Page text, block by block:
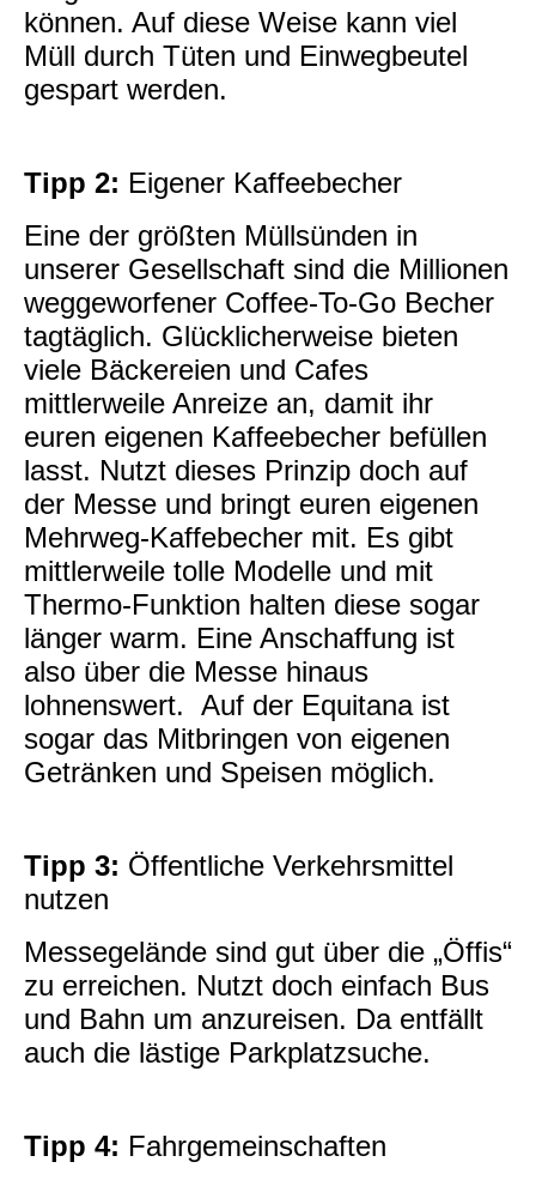
können. Auf diese Weise kann viel
Müll durch Tüten und Einwegbeutel
gespart werden.
Tipp 2: Eigener Kaffeebecher
Eine der größten Müllsünden in
unserer Gesellschaft sind die Millionen
weggeworfener Coffee-To-Go Becher
tagtäglich. Glücklicherweise bieten
viele Bäckereien und Cafes
mittlerweile Anreize an, damit ihr
euren eigenen Kaffeebecher befüllen
lasst. Nutzt dieses Prinzip doch auf
der Messe und bringt euren eigenen
Mehrweg-Kaffebecher mit. Es gibt
mittlerweile tolle Modelle und mit
Thermo-Funktion halten diese sogar
länger warm. Eine Anschaffung ist
also über die Messe hinaus
lohnenswert. Auf der Equitana ist
sogar das Mitbringen von eigenen
Getränken und Speisen möglich.
Tipp 3: Öffentliche Verkehrsmittel
nutzen
Messegelände sind gut über die „Öffis“
zu erreichen. Nutzt doch einfach Bus
und Bahn um anzureisen. Da entfällt
auch die lästige Parkplatzsuche.
Tipp 4: Fahrgemeinschaften